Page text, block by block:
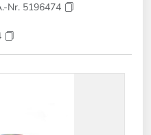
Nr. 5196474